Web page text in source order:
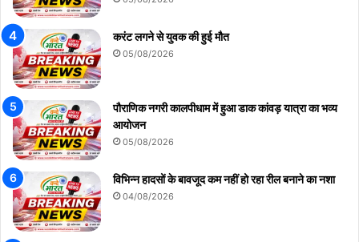
करंट लगने से युवक की हुई मौत
05/08/2026
पौराणिक नगरी कालपीधाम में हुआ डाक कांवड़ यात्रा का भव्य
आयोजन
05/08/2026
विभिन्न हादसों के बावजूद कम नहीं हो रहा रील बनाने का नशा
04/08/2026